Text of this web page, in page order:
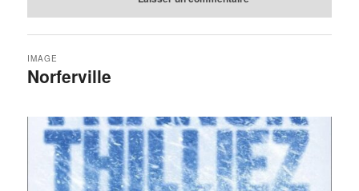
Norferville
IMAGE